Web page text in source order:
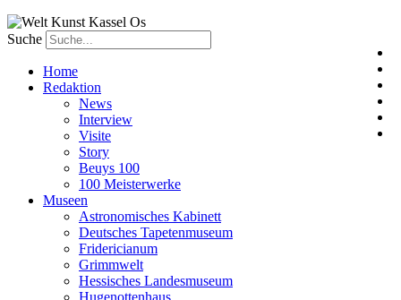
Suche
Home
Redaktion
News
Interview
Visite
Story
Beuys 100
100 Meisterwerke
Museen
Astronomisches Kabinett
Deutsches Tapetenmuseum
Fridericianum
Grimmwelt
Hessisches Landesmuseum
Hugenottenhaus